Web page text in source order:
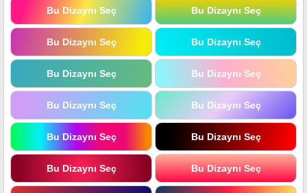
Bu Dizaynı Seç Bu Dizaynı Seç
Bu Dizaynı Seç Bu Dizaynı Seç
Bu Dizaynı Seç Bu Dizaynı Seç
Bu Dizaynı Seç Bu Dizaynı Seç
Bu Dizaynı Seç Bu Dizaynı Seç
Bu Dizaynı Seç Bu Dizaynı Seç